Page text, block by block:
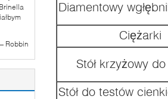
Diamentowy
Ciężarki
Stół krzyżowy
Stół do testów